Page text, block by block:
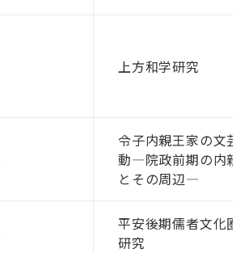
上方和学研究
令子内親王家の文芸
動―院政前期の内親
とその周辺―
平安後期儒者文化圏
研究